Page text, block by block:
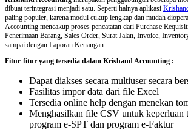
dibuat terintegrasi menjadi satu. Seperti halnya aplikasi
paling populer, karena modul cukup lengkap dan mudah
Accounting mencakup proses pencatatan dari Purchase
Penerimaan Barang, Sales Order, Surat Jalan, Invoice,
sampai dengan Laporan Keuangan.
Fitur-fitur yang tersedia dalam Krishand Accounting :
Dapat diakses secara multiuser secara
Fasilitas impor data dari file Excel
Tersedia online help dengan menekan
Menghasilkan file CSV untuk keperluan
program e-SPT dan program e-Faktur